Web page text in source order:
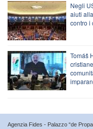
Negli
aiuti
contro i
Tomáš
Agenzia Fides - Palazzo “de